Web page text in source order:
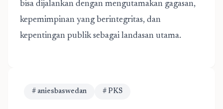
bisa dijalankan dengan mengutamakan gagasan,
kepemimpinan yang berintegritas, dan
kepentingan publik sebagai landasan utama.
# aniesbaswedan # PKS